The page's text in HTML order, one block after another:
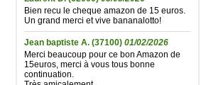
Bien recu le cheque amazon de 15 euros.
Un grand merci et vive bananalotto!
Jean baptiste A. (37100) 01/02/2026
Merci beaucoup pour ce bon Amazon de
15euros, merci à vous tous bonne
continuation.
Très amicalement